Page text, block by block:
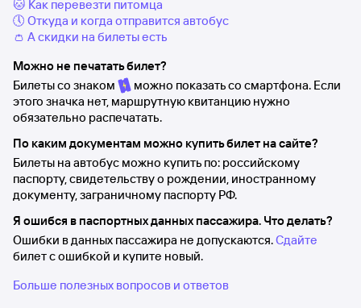
🐱 Как перевезти питомца
🕔 Откуда и когда отправится автобус
👛 А скидки на билеты есть
Можно не печатать билет?
Билеты со знаком
можно показать со смартфона. Если
этого значка нет, маршрутную квитанцию нужно
обязательно распечатать.
По каким документам можно купить билет на сайте?
Билеты на автобус можно купить по: российскому
паспорту, свидетельству о рождении, иностранному
документу, заграничному паспорту РФ.
Я ошибся в паспортных данных пассажира. Что делать?
Ошибки в данных пассажира не допускаются.Сдайте
билет с ошибкой и купите новый.
Больше полезных вопросов и ответов